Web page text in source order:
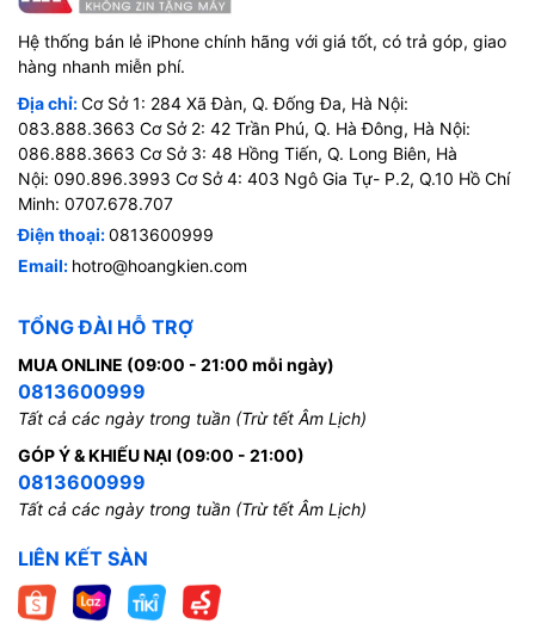
Hệ thống bán lẻ iPhone chính hãng với giá tốt, có trả góp, giao
hàng nhanh miễn phí.
Địa chỉ:Cơ Sở 1: 284 Xã Đàn, Q. Đống Đa, Hà Nội:
083.888.3663 Cơ Sở 2: 42 Trần Phú, Q. Hà Đông, Hà Nội:
086.888.3663 Cơ Sở 3: 48 Hồng Tiến, Q. Long Biên, Hà
Nội: 090.896.3993 Cơ Sở 4: 403 Ngô Gia Tự- P.2, Q.10 Hồ Chí
Minh: 0707.678.707
Điện thoại:0813600999
Email: hotro@hoangkien.com
TỔNG ĐÀI HỖ TRỢ
MUA ONLINE (09:00 - 21:00 mỗi ngày)
0813600999
Tất cả các ngày trong tuần (Trừ tết Âm Lịch)
GÓP Ý & KHIẾU NẠI (09:00 - 21:00)
0813600999
Tất cả các ngày trong tuần (Trừ tết Âm Lịch)
LIÊN KẾT SÀN